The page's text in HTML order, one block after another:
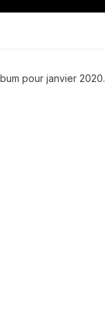
pour janvier 2020.